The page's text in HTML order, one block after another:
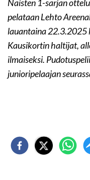
Naisten 1-sarjan
pelataan Lehto
lauantaina 22.3.2025
Kausikortin haltijat,
ilmaiseksi.
junioripelaajan